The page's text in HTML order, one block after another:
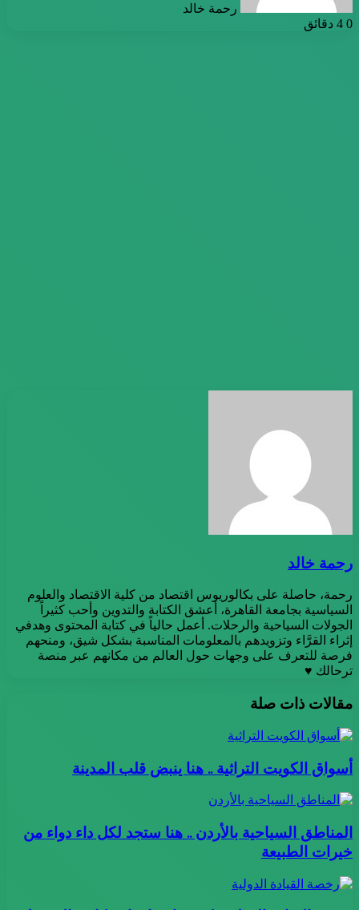
رحمة خالد
0
رحمة خالد
رحمة، حاصلة على بكالوريوس اقتصاد من كلية الاقتصاد والعلوم
السياسية بجامعة القاهرة، أعشق الكتابة والتدوين وأحب كثيراً
الجولات السياحية والرحلات. أعمل حالياً في كتابة المحتوى وهدفي
إثراء القرَّاء وتزويدهم بالمعلومات المناسبة بشكل شيق، ومنحهم
فرصة للتعرف على وجهات حول العالم من مكانهم عبر منصة
ترحالك ♥
مقالات ذات صلة
أسواق الكويت التراثية .. هنا ينبض قلب المدينة
المناطق السياحية بالأردن .. هنا ستجد لكل داء دواء من
خيرات الطبيعة